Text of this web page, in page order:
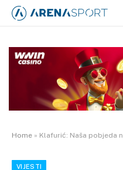
Home » Klafurić: Naša pobjeda nije
VIJESTI